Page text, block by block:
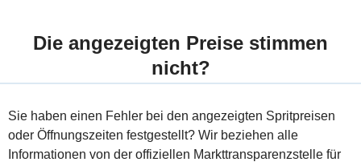
Die angezeigten Preise stimmen
nicht?
Sie haben einen Fehler bei den angezeigten Spritpreisen
oder Öffnungszeiten festgestellt? Wir beziehen alle
Informationen von der offiziellen Markttransparenzstelle für